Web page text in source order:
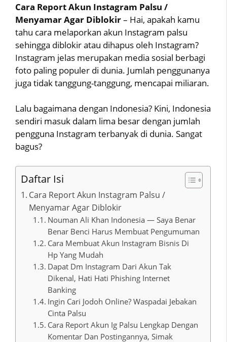
Cara Report Akun Instagram Palsu /
Menyamar Agar Diblokir– Hai, apakah kamu
tahu cara melaporkan akun Instagram palsu
sehingga diblokir atau dihapus oleh Instagram?
Instagram jelas merupakan media sosial berbagi
foto paling populer di dunia. Jumlah penggunanya
juga tidak tanggung-tanggung, mencapai miliaran.
Lalu bagaimana dengan Indonesia? Kini, Indonesia
sendiri masuk dalam lima besar dengan jumlah
pengguna Instagram terbanyak di dunia. Sangat
bagus?
Daftar Isi
Cara Report Akun Instagram Palsu /
Menyamar Agar Diblokir
Nouman Ali Khan Indonesia — Saya Benar
Benar Benci Harus Membuat Pengumuman
Cara Membuat Akun Instagram Bisnis Di
Hp Yang Mudah
Dapat Dm Instagram Dari Akun Tak
Dikenal, Hati Hati Phishing Internet
Banking
Ingin Cari Jodoh Online? Waspadai Jebakan
Cinta Palsu
Cara Report Akun Ig Palsu Lengkap Dengan
Komentar Dan Postingannya, Simak